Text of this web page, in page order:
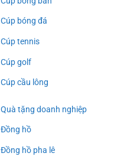
Cúp bóng đá
Cúp tennis
Cúp golf
Cúp cầu lông
Quà tặng doanh nghiệp
Đồng hồ
Đồng hồ pha lê